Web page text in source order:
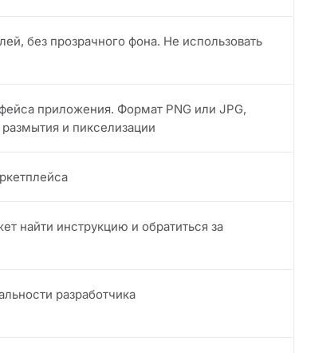
без прозрачного фона. Не использовать
приложения. Формат PNG или JPG,
и пикселизации
найти инструкцию и обратиться за
разработчика